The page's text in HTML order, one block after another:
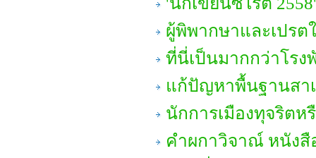
ผู้พิพากษาและเปรต
ที่นี่เป็นมากกว่าโรง
แก้ปัญหาพื้นฐานสา
นักการเมืองทุจริตห
คำผกาวิจาณ์ หนังสื